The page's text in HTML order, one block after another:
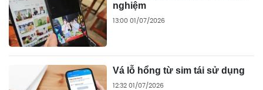
nghiệm
13:00 01/07/2026
Vá lỗ hổng từ sim tái sử dụng
12:32 01/07/2026